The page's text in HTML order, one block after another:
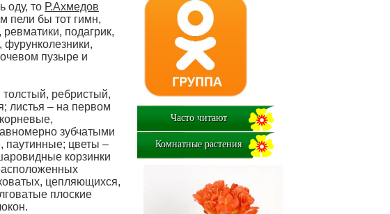
оду, то Р.Ахмедов
пели бы тот гимн,
подагрик,
фурунколезники,
пузыре и
толстый, ребристый,
листья – на первом
зубчатыми
паутинные; цветы –
корзинки
цепляющихся,
плоские
Часто читают
Комнатные растения